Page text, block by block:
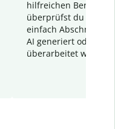
hilfreichen Bericht.
überprüfst du
einfach Abschnitte,
AI generiert oder
überarbeitet wurden.